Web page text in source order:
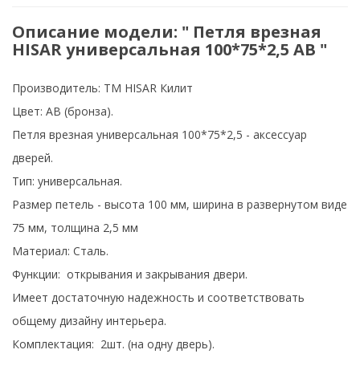
Описание модели: " Петля врезная
HISAR универсальная 100*75*2,5 AB "
Производитель: ТМ HISAR Килит
Цвет: АВ (бронза).
Петля врезная универсальная 100*75*2,5 - аксессуар
дверей.
Тип: универсальная.
Размер петель - высота 100 мм, ширина в развернутом виде
75 мм, толщина 2,5 мм
Материал: Сталь.
Функции: открывания и закрывания двери.
Имеет достаточную надежность и соответствовать
общему дизайну интерьера.
Комплектация: 2шт. (на одну дверь).